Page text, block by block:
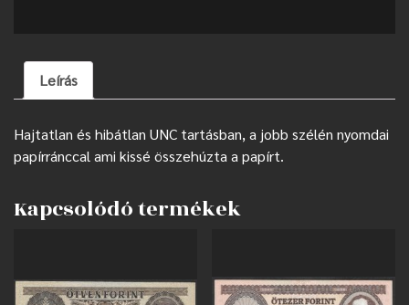
Leírás
Hajtatlan és hibátlan UNC tartásban, a jobb szélén nyomdai
papírránccal ami kissé összehúzta a papírt.
Kapcsolódó termékek